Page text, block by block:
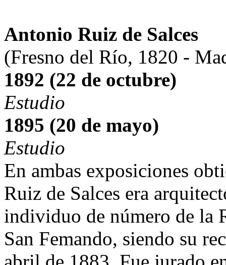
Antonio Ruiz de Salces
(Fresno del Río, 1820 -
1892 (22 de octubre)
Estudio
1895 (20 de mayo)
Estudio
En ambas exposiciones
Ruiz de Salces era
individuo de número de la
San Femando, siendo su